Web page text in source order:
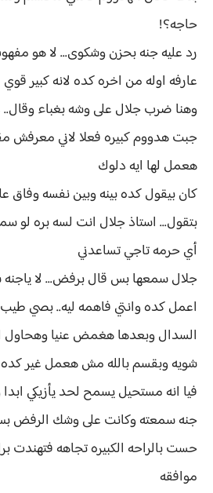
حاجه؟!
رد عليه جنه بحزن وشكوى... لا هو
عارفه اوله من اخره كده لانه كبير قوي
وهنا ضرب جلال على وشه بغباء وقال..
جبت هدووم كبيره فعلا لاني معرفش
هعمل لها ايه دلوك
كان بيقول كده بينه وبين نفسه
بتقول... استاذ جلال انت لسه بره
أي حرمه تاجي تساعدني
جلال سمعها بس قال برفض... لا
اعمل كده وانتي فاهمه ليه.. بصي
السدال وبعدها هغمض عنيا وهحاول
شويه وبقسم بالله مش هعمل غير
فيا انه مستحيل يسمح لحد يأزيكي ابدا
جنه سمعته وكانت على وشك الرفض
حست بالراحه الكبيره تجاهه فتهندت
موافقه